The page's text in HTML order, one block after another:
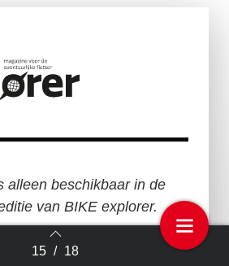
15 / 18
alleen beschikbaar in de
van BIKE explorer.
explorer voortaan thuis